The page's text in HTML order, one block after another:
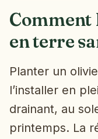
Comment
en terre
Planter un
l’installer en
drainant, au
printemps. La